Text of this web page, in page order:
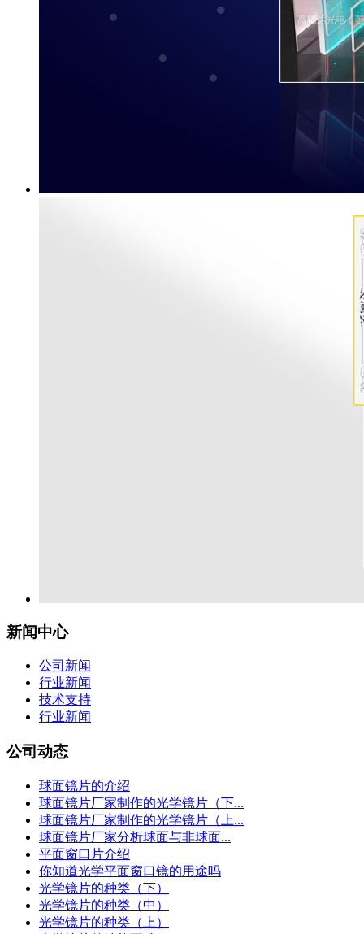
新闻中心
公司新闻
行业新闻
技术支持
行业新闻
公司动态
球面镜片的介绍
球面镜片厂家制作的光学镜片（下...
球面镜片厂家制作的光学镜片（上...
球面镜片厂家分析球面与非球面...
平面窗口片介绍
你知道光学平面窗口镜的用途吗
光学镜片的种类（下）
光学镜片的种类（中）
光学镜片的种类（上）